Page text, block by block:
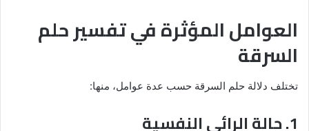
العوامل المؤثرة في تفسير حلم
السرقة
تختلف دلالة حلم السرقة حسب عدة عوامل، منها:
1. حالة الرائي النفسية